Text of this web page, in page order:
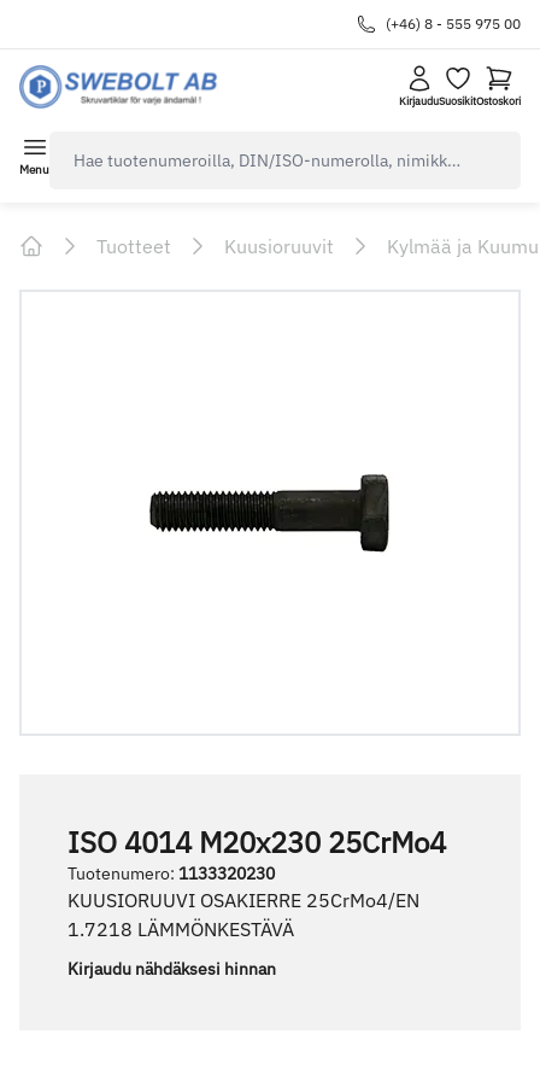
(+46) 8 - 555 975 00
KirjauduSuosikitOstoskori
Menu
Tuotteet Kuusioruuvit Kylmää ja
ISO 4014 M20x230 25CrMo4
Tuotenumero: 1133320230
KUUSIORUUVI OSAKIERRE 25CrMo4/EN
1.7218 LÄMMÖNKESTÄVÄ
Kirjaudu nähdäksesi hinnan